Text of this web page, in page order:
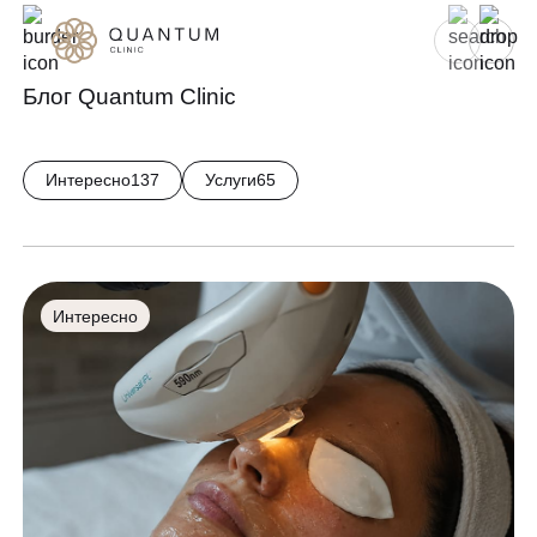
Для женщин
Услуги
Консультативный приём
Инъекционная косметология
Аппаратная косметология
Эстетическая косметология
Эндокринология
Гинекология
УЗИ
Лазерная эпиляция
Проблемы
До/после
Специалисты
Спецпредложения
Блог Quantum Clinic
Интересно137 Услуги65
Интересно